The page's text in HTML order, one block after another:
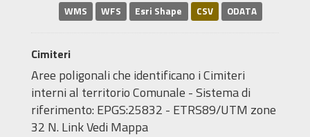
WMS WFS Esri Shape CSV ODATA
Cimiteri
Aree poligonali che identificano i Cimiteri
interni al territorio Comunale - Sistema di
riferimento: EPGS:25832 - ETRS89/UTM zone
32 N. Link Vedi Mappa